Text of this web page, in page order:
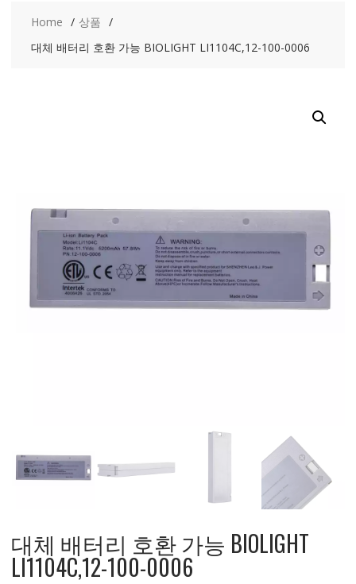
Home
상품
대체 배터리 호환 가능 BIOLIGHT LI1104C,12-100-0006
대체 배터리 호환 가능 BIOLIGHT
LI1104C,12-100-0006